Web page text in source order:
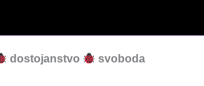
dostojanstvo svoboda